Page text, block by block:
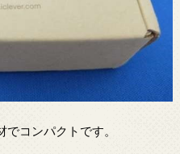
コンパクトです。